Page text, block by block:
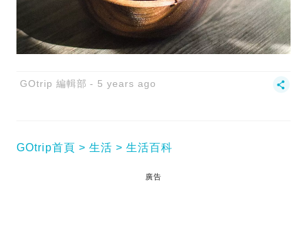
GOtrip 編輯部 5 years ago
GOtrip首頁 生活 生活百科
廣告